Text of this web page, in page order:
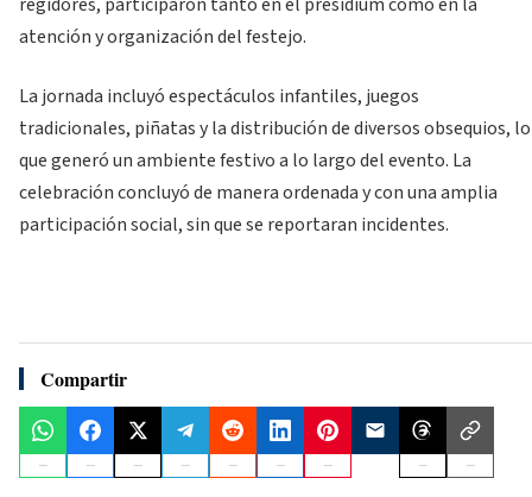
atención y organización del festejo.
La jornada incluyó espectáculos infantiles, juegos
tradicionales, piñatas y la distribución de diversos obsequios, lo
que generó un ambiente festivo a lo largo del evento. La
celebración concluyó de manera ordenada y con una amplia
participación social, sin que se reportaran incidentes.
Compartir